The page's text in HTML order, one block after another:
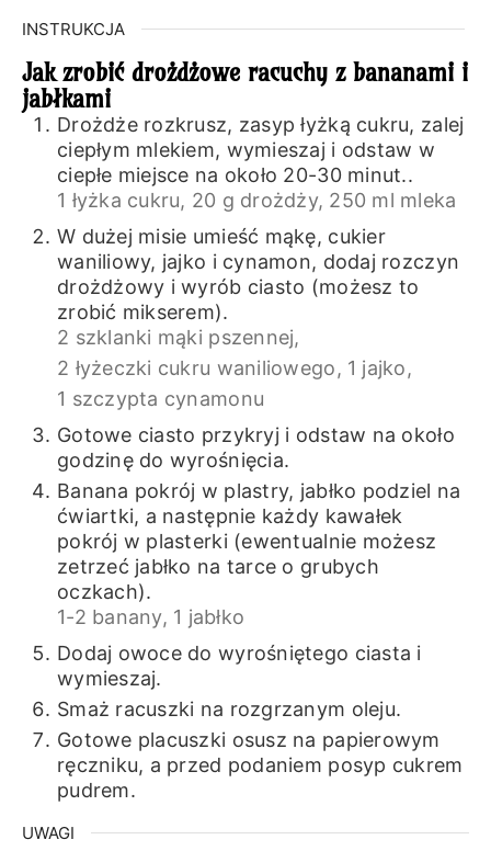
INSTRUKCJA
Jak zrobić drożdżowe racuchy z bananami i
jabłkami
Drożdże rozkrusz, zasyp łyżką cukru, zalej
ciepłym mlekiem, wymieszaj i odstaw w
ciepłe miejsce na około 20-30 minut..
1 łyżka cukru, 20 g drożdży, 250 ml mleka
W dużej misie umieść mąkę, cukier
waniliowy, jajko i cynamon, dodaj rozczyn
drożdżowy i wyrób ciasto (możesz to
zrobić mikserem).
2 szklanki mąki pszennej,
2 łyżeczki cukru waniliowego, 1 jajko,
1 szczypta cynamonu
Gotowe ciasto przykryj i odstaw na około
godzinę do wyrośnięcia.
Banana pokrój w plastry, jabłko podziel na
ćwiartki, a następnie każdy kawałek
pokrój w plasterki (ewentualnie możesz
zetrzeć jabłko na tarce o grubych
oczkach).
1-2 banany, 1 jabłko
Dodaj owoce do wyrośniętego ciasta i
wymieszaj.
Smaż racuszki na rozgrzanym oleju.
Gotowe placuszki osusz na papierowym
ręczniku, a przed podaniem posyp cukrem
pudrem.
UWAGI